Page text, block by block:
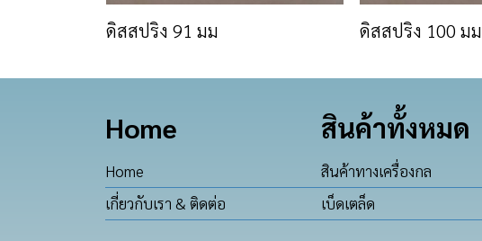
ดิสสปริง 91 มม ดิสสปริง 100 มม
Home
Home
เกี่ยวกับเรา & ติดต่อ
สินค้าทั้งหมด
สินค้าทางเครื่องกล
เบ็ดเตล็ด